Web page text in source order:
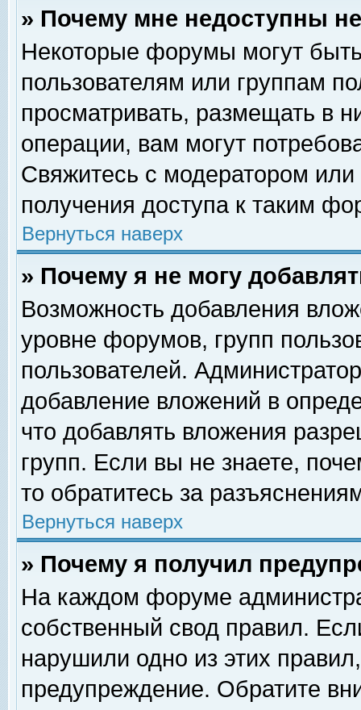
» Почему мне недоступны
Некоторые форумы могут
пользователям или группам
просматривать, размещать в
операции, вам могут
Свяжитесь с модератором
получения доступа к таким
Вернуться наверх
» Почему я не могу
Возможность добавления
уровне форумов, групп
пользователей.
добавление вложений в
что добавлять вложения
групп. Если вы не знаете,
то обратитесь за
Вернуться наверх
» Почему я получил
На каждом форуме
собственный свод правил.
нарушили одно из этих
предупреждение. Обратите